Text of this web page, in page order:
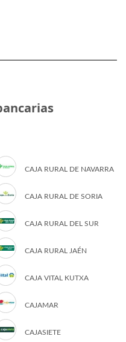
CAJA RURAL DE NAVARRA
CAJA RURAL DE SORIA
CAJA RURAL DEL SUR
CAJA RURAL JAÉN
CAJA VITAL KUTXA
CAJAMAR
CAJASIETE